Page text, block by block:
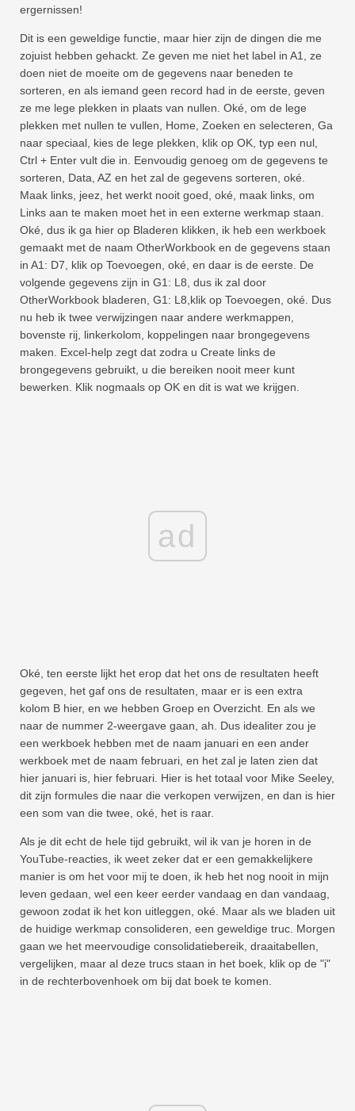
ergernissen!
Dit is een geweldige functie, maar hier zijn de dingen die me
zojuist hebben gehackt. Ze geven me niet het label in A1, ze
doen niet de moeite om de gegevens naar beneden te
sorteren, en als iemand geen record had in de eerste, geven
ze me lege plekken in plaats van nullen. Oké, om de lege
plekken met nullen te vullen, Home, Zoeken en selecteren, Ga
naar speciaal, kies de lege plekken, klik op OK, typ een nul,
Ctrl + Enter vult die in. Eenvoudig genoeg om de gegevens te
sorteren, Data, AZ en het zal de gegevens sorteren, oké.
Maak links, jeez, het werkt nooit goed, oké, maak links, om
Links aan te maken moet het in een externe werkmap staan.
Oké, dus ik ga hier op Bladeren klikken, ik heb een werkboek
gemaakt met de naam OtherWorkbook en de gegevens staan ​​
in A1: D7, klik op Toevoegen, oké, en daar is de eerste. De
volgende gegevens zijn in G1: L8, dus ik zal door
OtherWorkbook bladeren, G1: L8,klik op Toevoegen, oké. Dus
nu heb ik twee verwijzingen naar andere werkmappen,
bovenste rij, linkerkolom, koppelingen naar brongegevens
maken. Excel-help zegt dat zodra u Create links de
brongegevens gebruikt, u die bereiken nooit meer kunt
bewerken. Klik nogmaals op OK en dit is wat we krijgen.
ad
Oké, ten eerste lijkt het erop dat het ons de resultaten heeft
gegeven, het gaf ons de resultaten, maar er is een extra
kolom B hier, en we hebben Groep en Overzicht. En als we
naar de nummer 2-weergave gaan, ah. Dus idealiter zou je
een werkboek hebben met de naam januari en een ander
werkboek met de naam februari, en het zal je laten zien dat
hier januari is, hier februari. Hier is het totaal voor Mike Seeley,
dit zijn formules die naar die verkopen verwijzen, en dan is hier
een som van die twee, oké, het is raar.
Als je dit echt de hele tijd gebruikt, wil ik van je horen in de
YouTube-reacties, ik weet zeker dat er een gemakkelijkere
manier is om het voor mij te doen, ik heb het nog nooit in mijn
leven gedaan, wel een keer eerder vandaag en dan vandaag,
gewoon zodat ik het kon uitleggen, oké. Maar als we bladen uit
de huidige werkmap consolideren, een geweldige truc. Morgen
gaan we het meervoudige consolidatiebereik, draaitabellen,
vergelijken, maar al deze trucs staan ​​in het boek, klik op de "i"
in de rechterbovenhoek om bij dat boek te komen.